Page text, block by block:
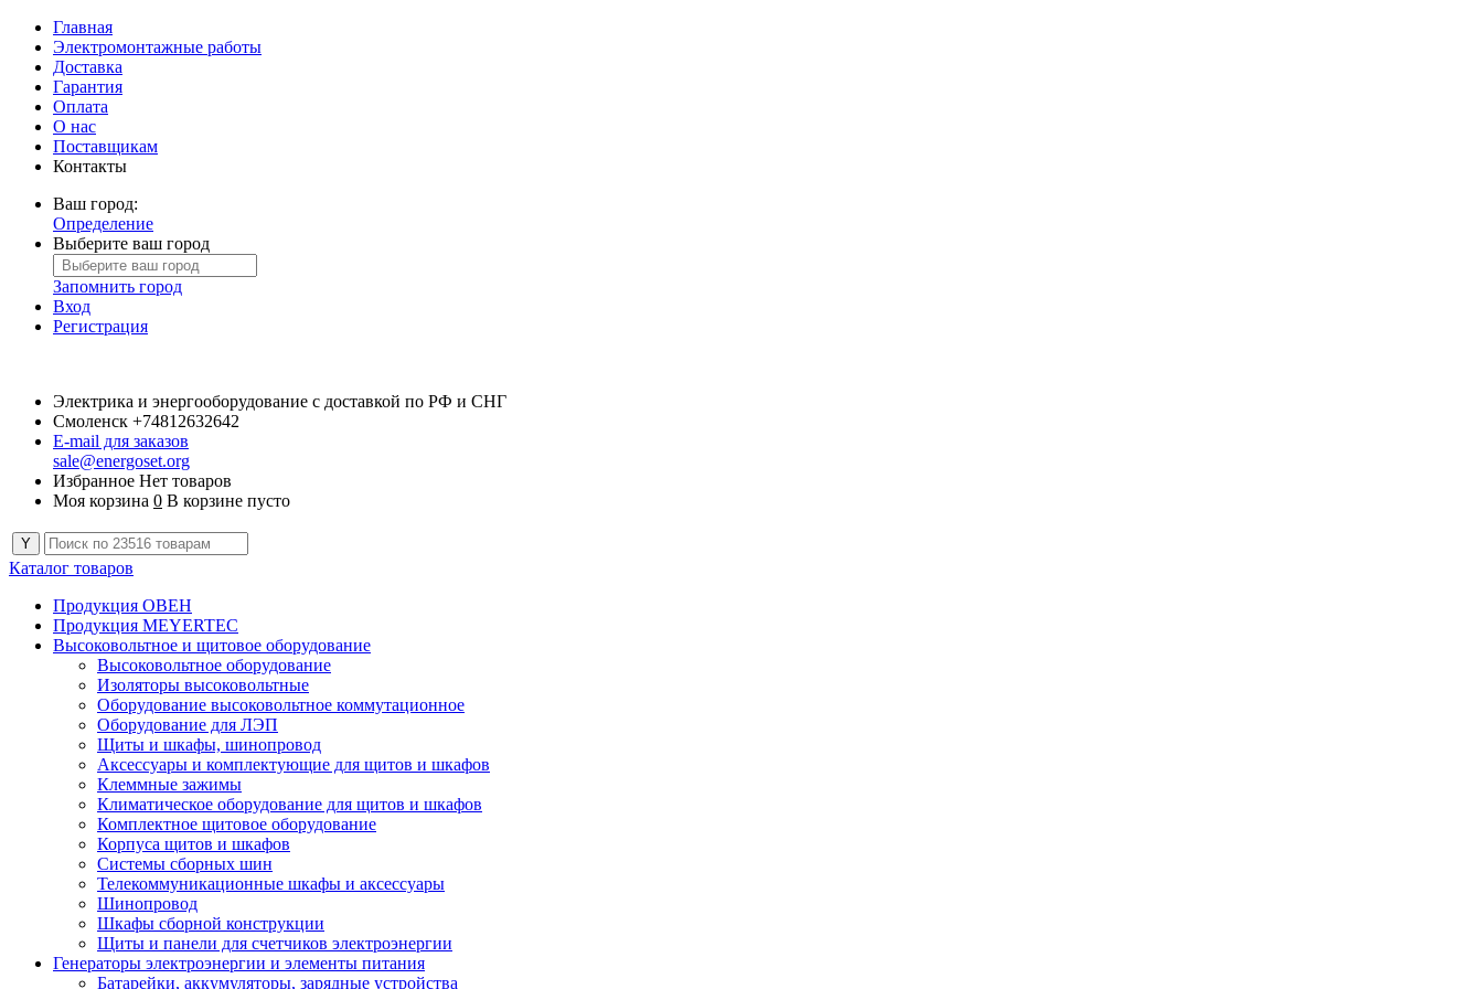
Главная
Электромонтажные работы
Доставка
Гарантия
Оплата
О нас
Поставщикам
Контакты
Ваш город:
Определение
Выберите ваш город
Запомнить город
Вход
Регистрация
Электрика и энергооборудование с доставкой по РФ и СНГ
Смоленск +74812632642
E-mail для заказов
sale@energoset.org
Избранное Нет товаров
Моя корзина 0 В корзине пусто
Каталог товаров
Продукция ОВЕН
Продукция MEYERTEC
Высоковольтное и щитовое оборудование
Высоковольтное оборудование
Изоляторы высоковольтные
Оборудование высоковольтное коммутационное
Оборудование для ЛЭП
Щиты и шкафы, шинопровод
Аксессуары и комплектующие для щитов и шкафов
Клеммные зажимы
Климатическое оборудование для щитов и шкафов
Комплектное щитовое оборудование
Корпуса щитов и шкафов
Системы сборных шин
Телекоммуникационные шкафы и аксессуары
Шинопровод
Шкафы сборной конструкции
Щиты и панели для счетчиков электроэнергии
Генераторы электроэнергии и элементы питания
Батарейки, аккумуляторы, зарядные устройства